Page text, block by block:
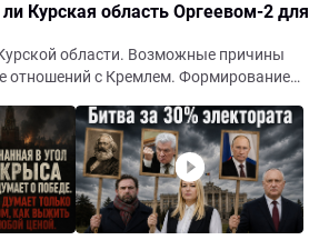
Курская область Оргеевом-2 для
области. Возможные причины
отношений с Кремлем. Формирование
Продвижение бизнеса A7.
Политические перспективы.
Вывод.